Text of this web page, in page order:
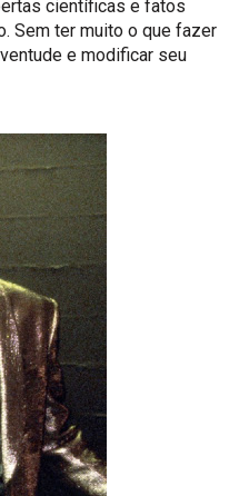
científicas e fatos
Sem ter muito o que fazer
e modificar seu